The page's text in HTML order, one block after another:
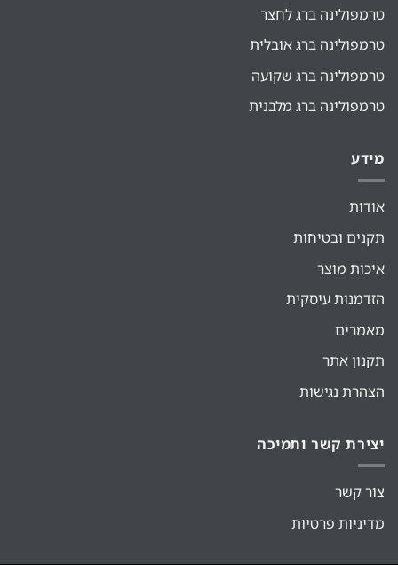
טרמפולינה ברג לחצר
טרמפולינה ברג אובלית
טרמפולינה ברג שקועה
טרמפולינה ברג מלבנית
מידע
אודות
תקנים ובטיחות
איכות מוצר
הזדמנות עיסקית
מאמרים
תקנון אתר
הצהרת נגישות
יצירת קשר ותמיכה
צור קשר
מדיניות פרטיות